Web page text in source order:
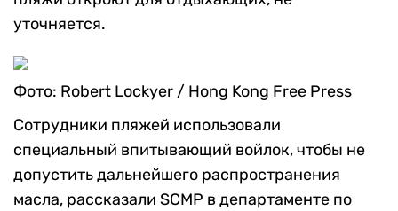
уточняется.
Фото: Robert Lockyer / Hong Kong Free Press
Сотрудники пляжей использовали
специальный впитывающий войлок, чтобы не
допустить дальнейшего распространения
масла, рассказали SCMP в департаменте по